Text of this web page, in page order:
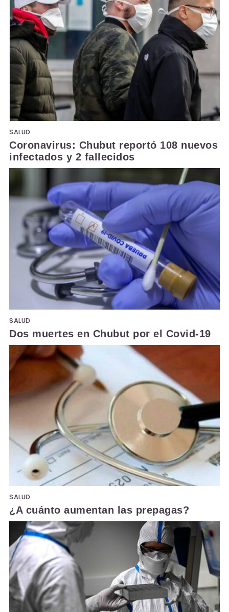
SALUD
Coronavirus: Chubut reportó 108 nuevos
infectados y 2 fallecidos
SALUD
Dos muertes en Chubut por el Covid-19
SALUD
¿A cuánto aumentan las prepagas?